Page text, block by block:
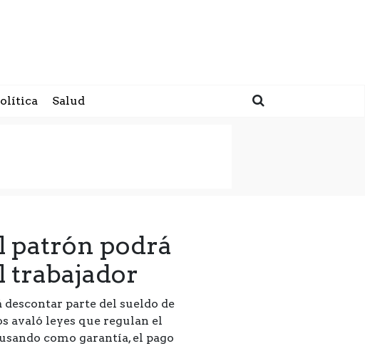
Salud
patrón podrá
trabajador
parte del sueldo de
avaló leyes que regulan el
como garantía, el pago